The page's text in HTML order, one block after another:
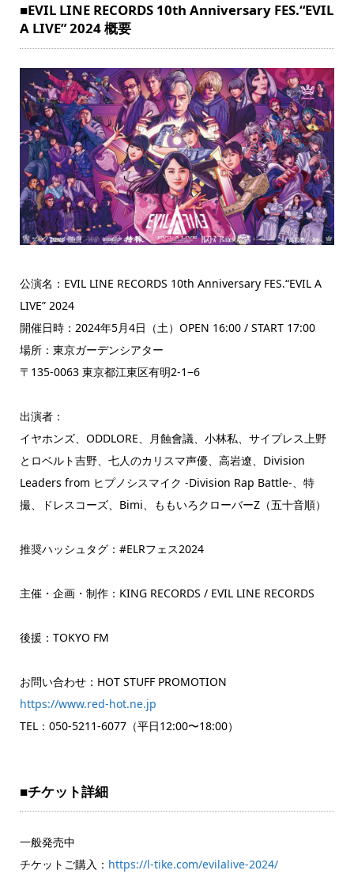
■EVIL LINE RECORDS 10th Anniversary FES.“EVIL
A LIVE” 2024 概要
公演名：EVIL LINE RECORDS 10th Anniversary FES.“EVIL A
LIVE” 2024
開催日時：2024年5月4日（土）OPEN 16:00 / START 17:00
場所：東京ガーデンシアター
〒135-0063 東京都江東区有明2-1−6
出演者：
イヤホンズ、ODDLORE、月蝕會議、小林私、サイプレス上野
とロベルト吉野、七人のカリスマ声優、高岩遼、Division
Leaders from ヒプノシスマイク -Division Rap Battle-、特
撮、ドレスコーズ、Bimi、ももいろクローバーZ（五十音順）
推奨ハッシュタグ：#ELRフェス2024
主催・企画・制作：KING RECORDS / EVIL LINE RECORDS
後援：TOKYO FM
お問い合わせ：HOT STUFF PROMOTION
https://www.red-hot.ne.jp
TEL：050-5211-6077（平日12:00〜18:00）
■チケット詳細
一般発売中
チケットご購入： https://l-tike.com/evilalive-2024/